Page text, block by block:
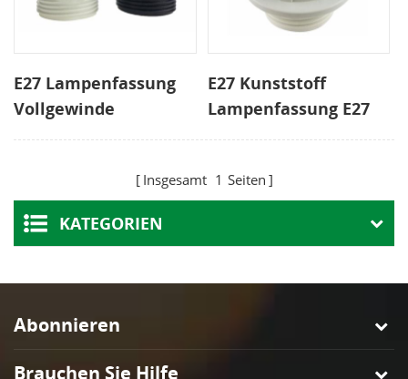
E27 Lampenfassung
Vollgewinde
Kunststoff
E27 Kunststoff
Lampenfassung E27
Edison Schraube
Insgesamt 1 Seiten
KATEGORIEN
Abonnieren
Brauchen Sie Hilfe